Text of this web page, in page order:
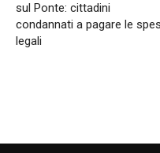
sul Ponte: cittadini
condannati a pagare le
legali